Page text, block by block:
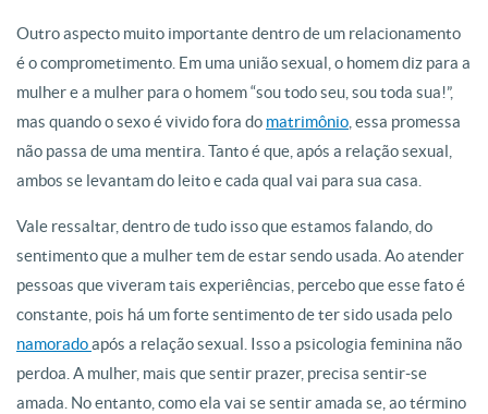
Outro aspecto muito importante dentro de um relacionamento
é o comprometimento. Em uma união sexual, o homem diz para a
mulher e a mulher para o homem “sou todo seu, sou toda sua!”,
mas quando o sexo é vivido fora do matrimônio , essa promessa
não passa de uma mentira. Tanto é que, após a relação sexual,
ambos se levantam do leito e cada qual vai para sua casa.
Vale ressaltar, dentro de tudo isso que estamos falando, do
sentimento que a mulher tem de estar sendo usada. Ao atender
pessoas que viveram tais experiências, percebo que esse fato é
constante, pois há um forte sentimento de ter sido usada pelo
namoradoapós a relação sexual. Isso a psicologia feminina não
perdoa. A mulher, mais que sentir prazer, precisa sentir-se
amada. No entanto, como ela vai se sentir amada se, ao término